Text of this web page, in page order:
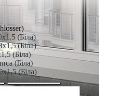
(Біла)
(Біла)
(Біла)
(Біла)
(Біла)